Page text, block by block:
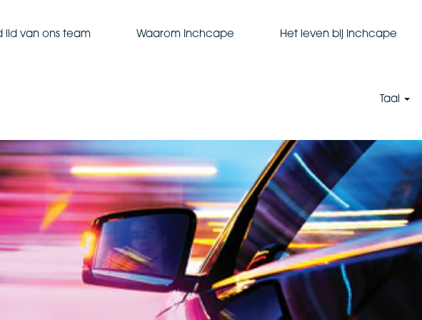
lid van ons team Waarom Inchcape Het leven bij Inchcape
Taal